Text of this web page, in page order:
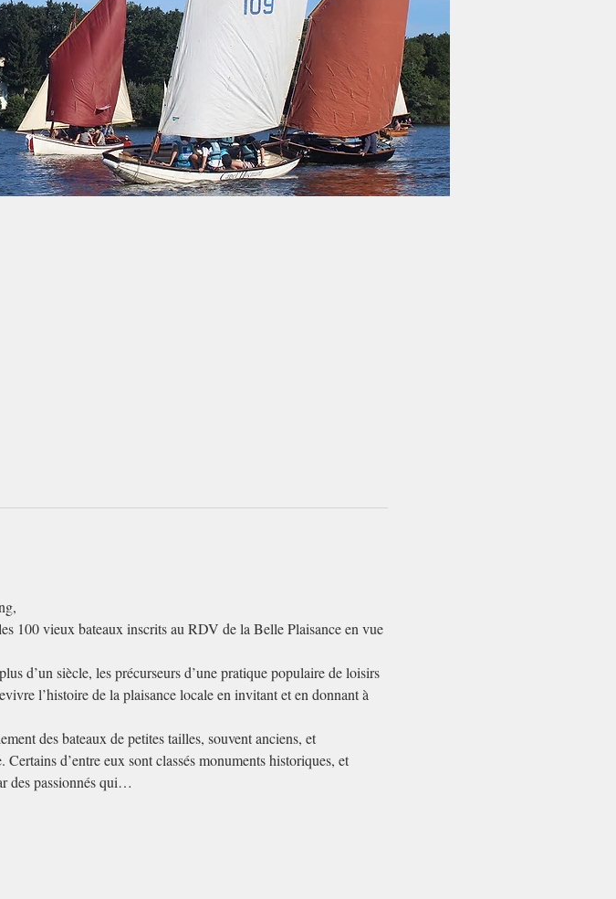
100 vieux bateaux inscrits au RDV de la Belle Plaisance en vue
d’un siècle, les précurseurs d’une pratique populaire de loisirs
l’histoire de la plaisance locale en invitant et en donnant à
des bateaux de petites tailles, souvent anciens, et
d’entre eux sont classés monuments historiques, et
des passionnés qui…